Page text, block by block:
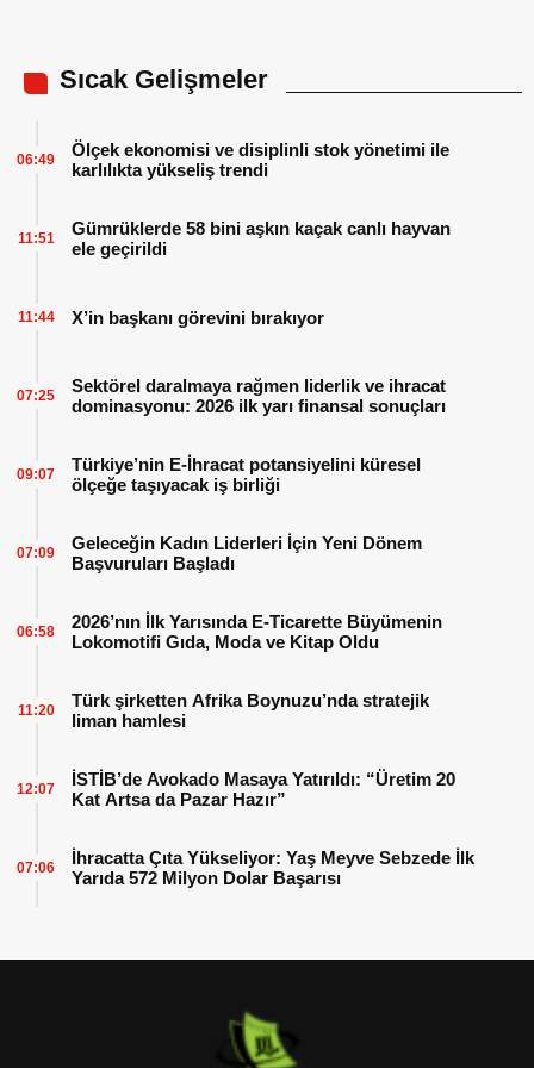
Sıcak Gelişmeler
Ölçek ekonomisi ve disiplinli stok yönetimi ile
karlılıkta yükseliş trendi
06:49
Gümrüklerde 58 bini aşkın kaçak canlı hayvan
ele geçirildi
11:51
X’in başkanı görevini bırakıyor
11:44
Sektörel daralmaya rağmen liderlik ve ihracat
dominasyonu: 2026 ilk yarı finansal sonuçları
07:25
Türkiye’nin E-İhracat potansiyelini küresel
ölçeğe taşıyacak iş birliği
09:07
Geleceğin Kadın Liderleri İçin Yeni Dönem
Başvuruları Başladı
07:09
2026’nın İlk Yarısında E-Ticarette Büyümenin
Lokomotifi Gıda, Moda ve Kitap Oldu
06:58
Türk şirketten Afrika Boynuzu’nda stratejik
liman hamlesi
11:20
İSTİB’de Avokado Masaya Yatırıldı: “Üretim 20
Kat Artsa da Pazar Hazır”
12:07
İhracatta Çıta Yükseliyor: Yaş Meyve Sebzede İlk
Yarıda 572 Milyon Dolar Başarısı
07:06